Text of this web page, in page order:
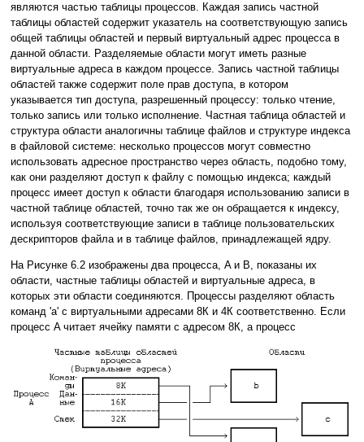
являются частью таблицы процессов. Каждая запись частной
таблицы областей содержит указатель на соответствующую запись
общей таблицы областей и первый виртуальный адрес процесса в
данной области. Разделяемые области могут иметь разные
виртуальные адреса в каждом процессе. Запись частной таблицы
областей также содержит поле прав доступа, в котором
указывается тип доступа, разрешенный процессу: только чтение,
только запись или только исполнение. Частная таблица областей и
структура области аналогичны таблице файлов и структуре индекса
в файловой системе: несколько процессов могут совместно
использовать адресное пространство через область, подобно тому,
как они разделяют доступ к файлу с помощью индекса; каждый
процесс имеет доступ к области благодаря использованию записи в
частной таблице областей, точно так же он обращается к индексу,
используя соответствующие записи в таблице пользовательских
дескрипторов файла и в таблице файлов, принадлежащей ядру.
На Рисунке 6.2 изображены два процесса, A и B, показаны их
области, частные таблицы областей и виртуальные адреса, в
которых эти области соединяются. Процессы разделяют область
команд 'a' с виртуальными адресами 8К и 4К соответственно. Если
процесс A читает ячейку памяти с адресом 8К, а процесс